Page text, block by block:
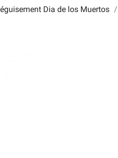
Dia de los Muertos